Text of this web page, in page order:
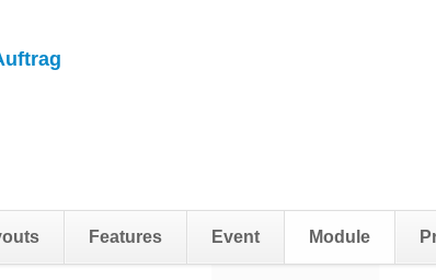
Features Event Module